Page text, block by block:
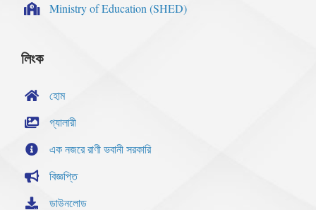
Ministry of Education (SHED)
লিংক
হোম
গ্যালারী
এক নজরে রাণী ভবানী সরকারি
বিজ্ঞপ্তি
ডাউনলোড